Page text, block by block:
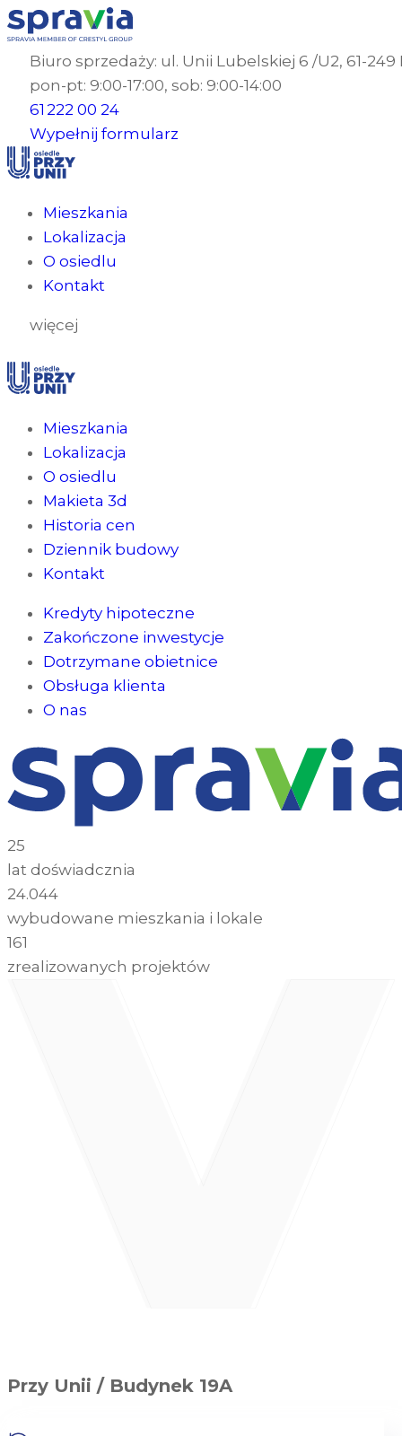
Biuro sprzedaży: ul. Unii Lubelskiej 6 /U2, 61-249
pon-pt: 9:00-17:00, sob: 9:00-14:00
61 222 00 24
Wypełnij formularz
Mieszkania
Lokalizacja
O osiedlu
Kontakt
więcej
Mieszkania
Lokalizacja
O osiedlu
Makieta 3d
Historia cen
Dziennik budowy
Kontakt
Kredyty hipoteczne
Zakończone inwestycje
Dotrzymane obietnice
Obsługa klienta
O nas
25
lat doświadcznia
24.044
wybudowane mieszkania i lokale
161
zrealizowanych projektów
Przy Unii / Budynek 19A